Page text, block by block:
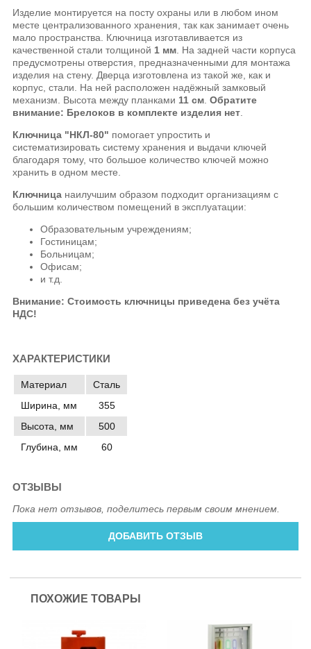
Изделие монтируется на посту охраны или в любом ином
месте централизованного хранения, так как занимает очень
мало пространства. Ключница изготавливается из
качественной стали толщиной 1 мм . На задней части корпуса
предусмотрены отверстия, предназначенными для монтажа
изделия на стену. Дверца изготовлена из такой же, как и
корпус, стали. На ней расположен надёжный замковый
механизм. Высота между планками 11 см .Обратите
внимание: Брелоков в комплекте изделия нет
Ключница "НКЛ-80" помогает упростить и
систематизировать систему хранения и выдачи ключей
благодаря тому, что большое количество ключей можно
хранить в одном месте.
Ключница наилучшим образом подходит организациям с
большим количеством помещений в эксплуатации:
Образовательным учреждениям;
Гостиницам;
Больницам;
Офисам;
и т.д.
Внимание: Стоимость ключницы приведена без учёта
НДС!
ХАРАКТЕРИСТИКИ
Материал
Сталь
Ширина, мм
355
Высота, мм
500
Глубина, мм
60
ОТЗЫВЫ
Пока нет отзывов, поделитесь первым своим мнением.
ДОБАВИТЬ ОТЗЫВ
ПОХОЖИЕ ТОВАРЫ